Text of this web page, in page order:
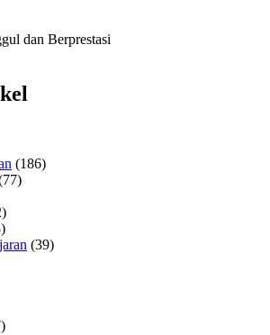
dan Berprestasi
(186)
(39)